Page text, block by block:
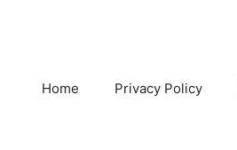
Home Privacy Policy